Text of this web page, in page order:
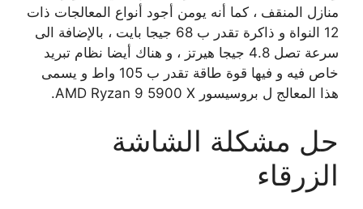
منازل المنقف ، كما أنه يومن أجود أنواع المعالجات ذات
12 النواة و ذاكرة تقدر ب 68 جيجا بايت ، بالإضافة الى
سرعة تصل 4.8 جيجا هيرتز ، و هناك أيضا نظام تبريد
خاص فيه و فيها قوة طاقة تقدر ب 105 واط و يسمى
هذا المعالج ل بروسيسور AMD Ryzan 9 5900 X.
حل مشكلة الشاشة
الزرقاء